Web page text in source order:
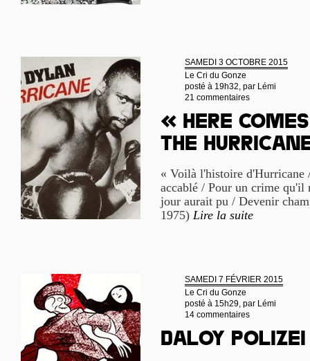
SAMEDI 3 OCTOBRE 2015
Le Cri du Gonze
posté à 19h32, par Lémi
21 commentaires
« Here
the
« Voilà l'histoire d'Hurricane
accablé / Pour un crime
jour aurait pu / Devenir
1975) Lire la suite
SAMEDI 7 FÉVRIER 2015
Le Cri du Gonze
posté à 15h29, par Lémi
14 commentaires
Daloy Polizei